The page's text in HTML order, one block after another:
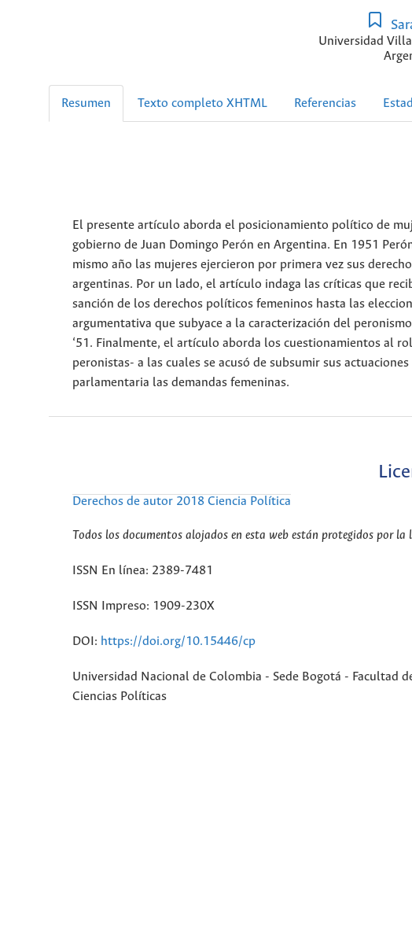
Universidad
Resumen Texto completo XHTML Referencias
El presente artículo aborda el posicionamiento político de
gobierno de Juan Domingo Perón en Argentina. En 1951
mismo año las mujeres ejercieron por primera vez sus
argentinas. Por un lado, el artículo indaga las críticas que
sanción de los derechos políticos femeninos hasta las
argumentativa que subyace a la caracterización del
‘51. Finalmente, el artículo aborda los cuestionamientos al
peronistas- a las cuales se acusó de subsumir sus
parlamentaria las demandas femeninas.
Derechos de autor 2018 Ciencia Política
Todos los documentos alojados en esta web están protegidos por la
ISSN En línea: 2389-7481
ISSN Impreso: 1909-230X
DOI: https://doi.org/10.15446/cp
Universidad Nacional de Colombia - Sede Bogotá - Facultad
Ciencias Políticas